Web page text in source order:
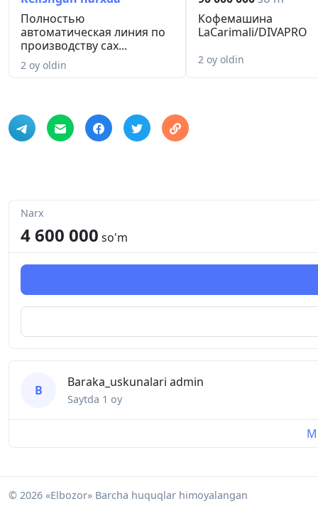
Полностью
автоматическая линия по
производству сах...
2 oy oldin
Кофемашина
LaCarimali/DIVAPRO
2 oy oldin
Narx
4 600 000 so'm
B
Baraka_uskunalari admin
Saytda 1 oy
© 2026 «Elbozor» Barcha huquqlar himoyalangan